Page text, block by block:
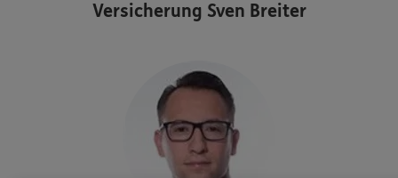
Versicherung Sven Breiter